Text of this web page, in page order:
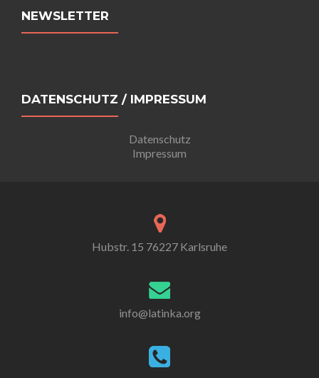
NEWSLETTER
DATENSCHUTZ / IMPRESSUM
Datenschutz
Impressum
Hubstr. 15 76227 Karlsruhe
info@latinka.org